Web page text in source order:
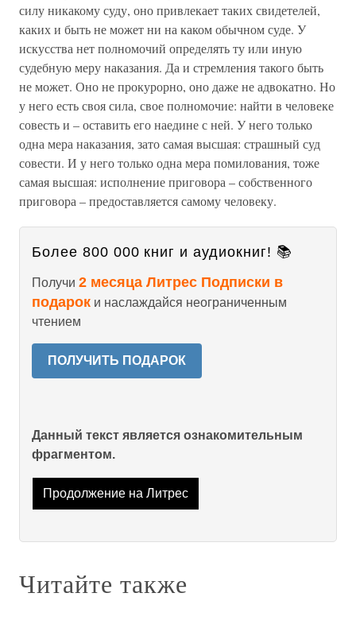
силу никакому суду, оно привлекает таких свидетелей,
каких и быть не может ни на каком обычном суде. У
искусства нет полномочий определять ту или иную
судебную меру наказания. Да и стремления такого быть
не может. Оно не прокурорно, оно даже не адвокатно. Но
у него есть своя сила, свое полномочие: найти в человеке
совесть и – оставить его наедине с ней. У него только
одна мера наказания, зато самая высшая: страшный суд
совести. И у него только одна мера помилования, тоже
самая высшая: исполнение приговора – собственного
приговора – предоставляется самому человеку.
Более 800 000 книг и аудиокниг! 📚
Получи 2 месяца Литрес Подписки в
подарок и наслаждайся неограниченным
чтением
ПОЛУЧИТЬ ПОДАРОК
Данный текст является ознакомительным
фрагментом.
Продолжение на Литрес
Читайте также